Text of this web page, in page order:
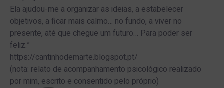
Ela ajudou-me a organizar as ideias, a estabelecer
objetivos, a ficar mais calmo… no fundo, a viver no
presente, até que chegue um futuro… Para poder ser
feliz.”
https://cantinhodemarte.blogspot.pt/
(nota: relato de acompanhamento psicológico realizado
por mim, escrito e consentido pelo próprio)